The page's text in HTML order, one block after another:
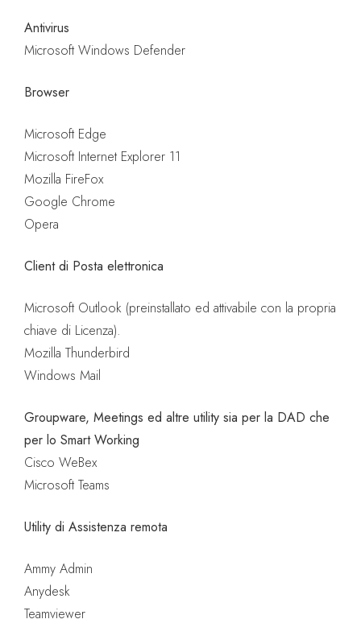
Antivirus
Microsoft Windows Defender
Browser
Microsoft Edge
Microsoft Internet Explorer 11
Mozilla FireFox
Google Chrome
Opera
Client di Posta elettronica
Microsoft Outlook (preinstallato ed attivabile con la propria
chiave di Licenza).
Mozilla Thunderbird
Windows Mail
Groupware, Meetings ed altre utility sia per la DAD che
per lo Smart Working
Cisco WeBex
Microsoft Teams
Utility di Assistenza remota
Ammy Admin
Anydesk
Teamviewer